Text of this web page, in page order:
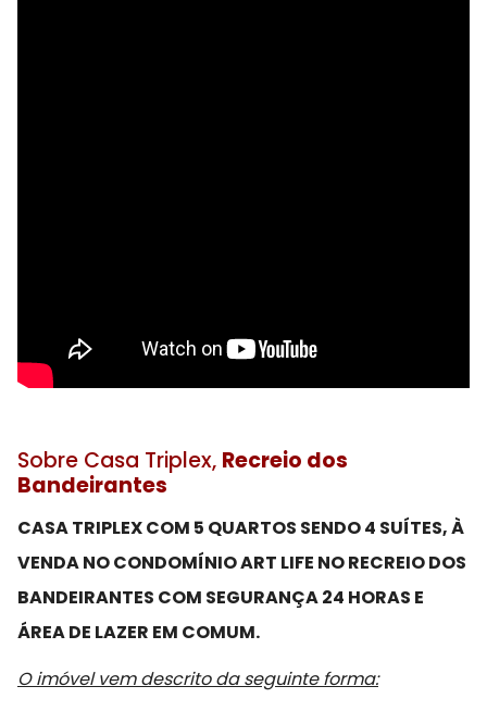
Sobre Casa Triplex, Recreio dos
Bandeirantes
CASA TRIPLEX COM 5 QUARTOS SENDO 4 SUÍTES, À
VENDA NO CONDOMÍNIO ART LIFE NO RECREIO DOS
BANDEIRANTES COM SEGURANÇA 24 HORAS E
ÁREA DE LAZER EM COMUM.
O imóvel vem descrito da seguinte forma: